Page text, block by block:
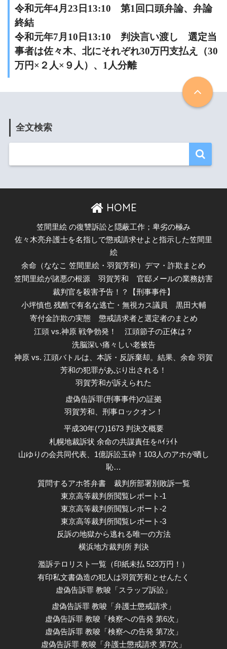
令和元年4月23日13:10 第1回口頭弁論、弁論
終結
令和元年7月10日13:10 判決言い渡し 選定当
事者は佐々木、北にそれぞれ30万円支払え（30
万円×２人×９人）、1人分離
全文検索
HOME
笠間里絵 の復讐訴訟と隠蔽工作；卑劣の極み
佐々木亮弁護士を名指しで懲戒請求せよと指示した笠間里
絵
余命（ななこ 笠間里絵・羽賀芳和）デマ・詐欺まとめ
笠間里絵が諸悪の根源
羽賀芳和
官邸メールの業務妨害
裁判官を殺害予告！？【刑事事件】
小坪慎也 残酷で有名な逃亡・無視カス議員
黒田大輔
寄付金詐欺の実態
懲戒請求者と選定者のまとめ
江頭 vs.神原 戦争勃発！
江頭節子の正体は？
洗脳深い痛々しい老被告
神原 vs. 江頭バトルは、本訴・反訴棄却。結果、余命 羽賀
芳和の犯罪があぶり出される！
羽賀芳和が訴えられた
虚偽告訴罪(刑事事件)の証拠
羽賀芳和、刑事ロックオン！
平成30年(ワ)1673 判決文概要
札幌地裁訴状 余命の共謀責任をﾊｲﾗｲﾄ
山ゆりの会共同代表、1億訴訟玉砕！103人のアホが晒し
恥…
質問するアホ答弁書
裁判所部署別敗訴一覧
東京高等裁判所閲覧レポート-1
東京高等裁判所閲覧レポート-2
東京高等裁判所閲覧レポート-3
反訴の地獄から逃れる唯一の方法
横浜地方裁判所 判決
濫訴テロリスト一覧（印紙未払 523万円！）
有印私文書偽造の犯人は羽賀芳和とせんたく
虚偽告訴罪 教唆「スラップ訴訟」
虚偽告訴罪 教唆「弁護士懲戒請求」
虚偽告訴罪 教唆「検察への告発 第6次」
虚偽告訴罪 教唆「検察への告発 第7次」
虚偽告訴罪 教唆「弁護士懲戒請求 第7次」